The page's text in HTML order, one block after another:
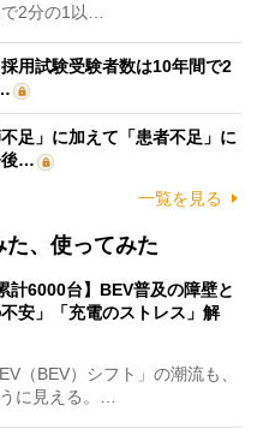
2分の1以…
用試験受験者数は10年間で2
足」に加えて「患者不足」に
後…
一覧を見る
、使ってみた
計6000台】BEV普及の障壁と
安」「充電のストレス」解
（BEV）シフト」の潮流も、
に見える。…